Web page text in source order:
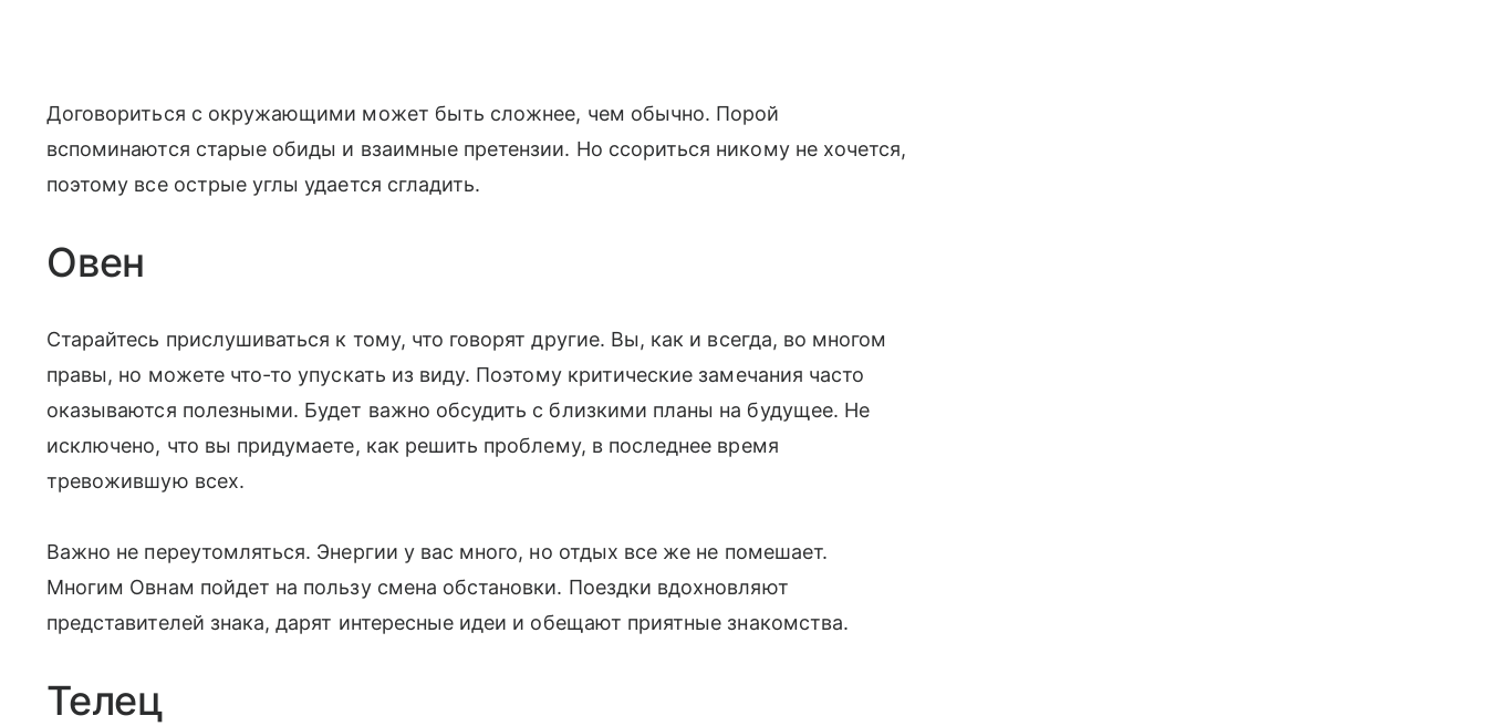
Договориться с окружающими может быть сложнее, чем обычно. Порой
вспоминаются старые обиды и взаимные претензии. Но ссориться никому не хочется,
поэтому все острые углы удается сгладить.
Овен
Старайтесь прислушиваться к тому, что говорят другие. Вы, как и всегда, во многом
правы, но можете что-то упускать из виду. Поэтому критические замечания часто
оказываются полезными. Будет важно обсудить с близкими планы на будущее. Не
исключено, что вы придумаете, как решить проблему, в последнее время
тревожившую всех.
Важно не переутомляться. Энергии у вас много, но отдых все же не помешает.
Многим Овнам пойдет на пользу смена обстановки. Поездки вдохновляют
представителей знака, дарят интересные идеи и обещают приятные знакомства.
Телец